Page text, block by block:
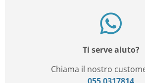
Ti serve aiuto?
Chiama il nostro